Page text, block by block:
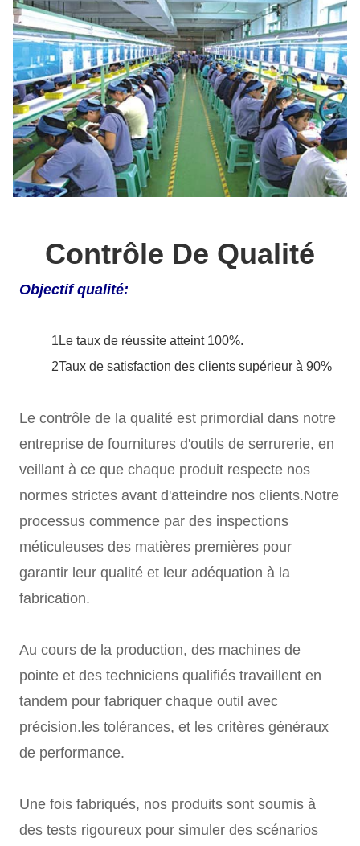
Contrôle De Qualité
Objectif qualité:
1Le taux de réussite atteint 100%.
2Taux de satisfaction des clients supérieur à 90%
Le contrôle de la qualité est primordial dans notre
entreprise de fournitures d'outils de serrurerie, en
veillant à ce que chaque produit respecte nos
normes strictes avant d'atteindre nos clients.Notre
processus commence par des inspections
méticuleuses des matières premières pour
garantir leur qualité et leur adéquation à la
fabrication.
Au cours de la production, des machines de
pointe et des techniciens qualifiés travaillent en
tandem pour fabriquer chaque outil avec
précision.les tolérances, et les critères généraux
de performance.
Une fois fabriqués, nos produits sont soumis à
des tests rigoureux pour simuler des scénarios